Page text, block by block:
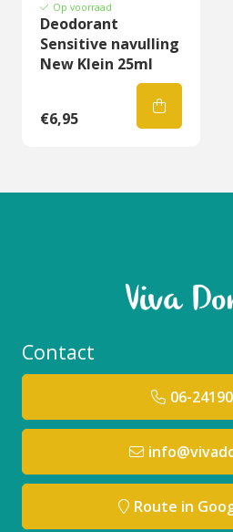
Op voorraad
Deodorant
Sensitive navulling
New Klein 25ml
€6,95
Contact
06-
Route in